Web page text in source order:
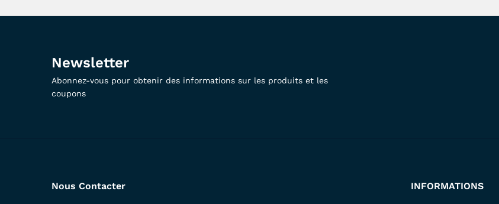
Newsletter
Abonnez-vous pour obtenir des informations sur les produits et les
coupons
Nous Contacter INFORMATIONS